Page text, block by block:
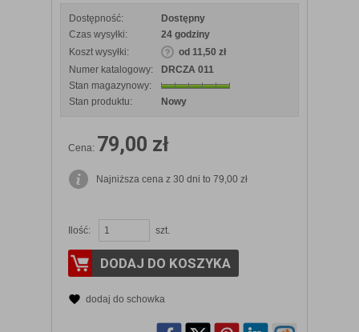
Dostępność:
Dostępny
Czas wysyłki:
24 godziny
Koszt wysyłki:
od 11,50 zł
Numer katalogowy:
DRCZA 011
Stan magazynowy:
Stan produktu:
Nowy
Cena: 79,00 zł
Najniższa cena z 30 dni to 79,00 zł
Ilość: szt.
DODAJ DO KOSZYKA
dodaj do schowka